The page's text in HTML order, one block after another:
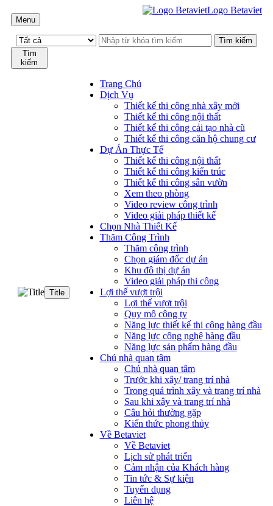
Menu
Logo Betaviet
Tìm
kiếm
Title
Trang Chủ
Dịch Vụ
Thiết kế thi công nhà xây mới
Thiết kế thi công nội thất
Thiết kế thi công cải tạo nhà cũ
Thiết kế thi công căn hộ chung cư
Dự Án Thực Tế
Thiết kế thi công nội thất
Thiết kế thi công kiến trúc
Thiết kế thi công sân vườn
Xem theo phòng
Video review công trình
Video giải pháp thiết kế
Chọn Nhà Thiết Kế
Thăm Công Trình
Thăm công trình
Chọn giám đốc dự án
Khu đô thị dự án
Video giải pháp thi công
Lợi thế vượt trội
Lợi thế vượt trội
Quy mô công ty
Năng lực thiết kế thi công hàng đầu
Năng lực công nghệ hàng đầu
Năng lực sản phẩm hàng đầu
Chủ nhà quan tâm
Chủ nhà quan tâm
Trước khi xây/ trang trí nhà
Trong quá trình xây và trang trí nhà
Sau khi xây và trang trí nhà
Câu hỏi thường gặp
Kiến thức phong thủy
Về Betaviet
Về Betaviet
Lịch sử phát triển
Cảm nhận của Khách hàng
Tin tức & Sự kiện
Tuyển dụng
Liên hệ